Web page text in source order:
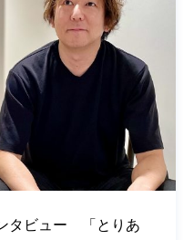
タビュー 「とりあ